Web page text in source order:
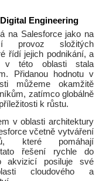
Engineering
na Salesforce jako na
provoz složitých
řídí jejich podnikání, a
v této oblasti stala
Přidanou hodnotu v
můžeme okamžitě
zatímco globálně
k růstu.
v oblasti architektury
včetně vytváření
které pomáhají
řešení rychle do
akvizicí posiluje své
cloudového a